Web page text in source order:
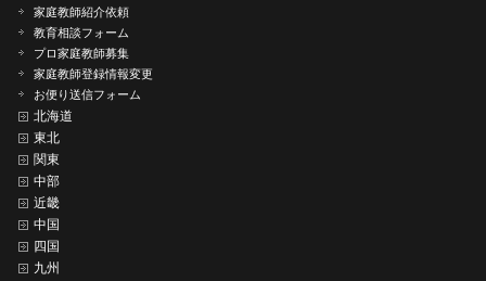
家庭教師紹介依頼
教育相談フォーム
プロ家庭教師募集
家庭教師登録情報変更
お便り送信フォーム
北海道
東北
関東
中部
近畿
中国
四国
九州